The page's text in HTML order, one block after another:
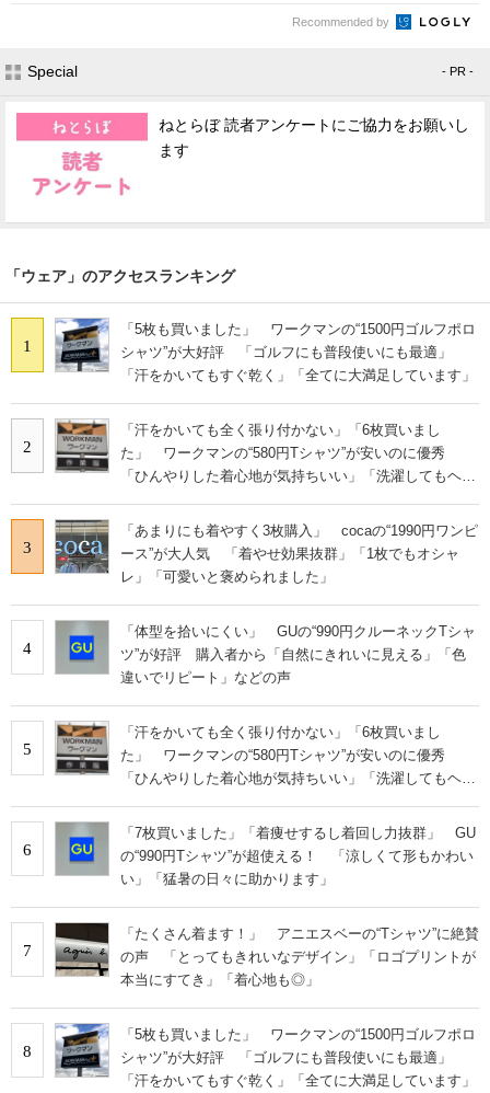
Recommended by
Special - PR -
ねとらぼ 読者アンケートにご協力をお願いし
ます
「ウェア」のアクセスランキング
1
「5枚も買いました」 ワークマンの“1500円ゴルフポロ
シャツ”が大好評 「ゴルフにも普段使いにも最適」
「汗をかいてもすぐ乾く」「全てに大満足しています」
2
「汗をかいても全く張り付かない」「6枚買いまし
た」 ワークマンの“580円Tシャツ”が安いのに優秀
「ひんやりした着心地が気持ちいい」「洗濯してもヘタ
3
「あまりにも着やすく3枚購入」 cocaの“1990円ワンピ
ース”が大人気 「着やせ効果抜群」「1枚でもオシャ
レ」「可愛いと褒められました」
4
「体型を拾いにくい」 GUの“990円クルーネックTシャ
ツ”が好評 購入者から「自然にきれいに見える」「色
違いでリピート」などの声
5
「汗をかいても全く張り付かない」「6枚買いまし
た」 ワークマンの“580円Tシャツ”が安いのに優秀
「ひんやりした着心地が気持ちいい」「洗濯してもヘタ
6
「7枚買いました」「着痩せするし着回し力抜群」 GU
の“990円Tシャツ”が超使える！ 「涼しくて形もかわい
い」「猛暑の日々に助かります」
7
「たくさん着ます！」 アニエスベーの“Tシャツ”に絶賛
の声 「とってもきれいなデザイン」「ロゴプリントが
本当にすてき」「着心地も◎」
8
「5枚も買いました」 ワークマンの“1500円ゴルフポロ
シャツ”が大好評 「ゴルフにも普段使いにも最適」
「汗をかいてもすぐ乾く」「全てに大満足しています」